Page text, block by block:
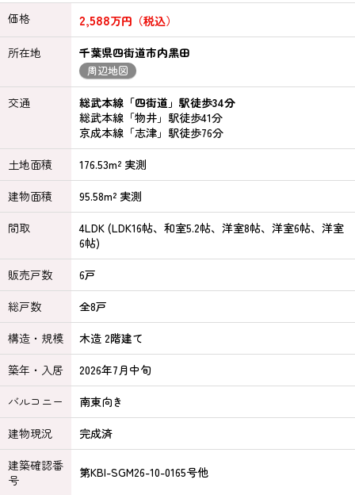
価格 2,588万円（税込）
所在地
千葉県四街道市内黒田
周辺地図
交通
総武本線「四街道」駅徒歩34分
総武本線「物井」駅徒歩41分
京成本線「志津」駅徒歩76分
土地面積
176.53m² 実測
建物面積
95.58m² 実測
間取
4LDK (LDK16帖、和室5.2帖、洋室8帖、洋室6帖、洋室
6帖)
販売戸数
6戸
総戸数
全8戸
構造・規模
木造 2階建て
築年・入居
2026年7月中旬
バルコニー
南東向き
建物現況
完成済
建築確認番
号
第KBI-SGM26-10-0165号他